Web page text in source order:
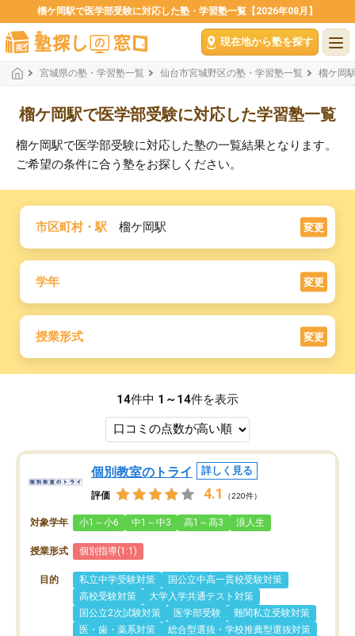
榴ケ岡駅で医学部受験に対応した塾・学習塾一覧【2026年08月】
現在地から塾を探す
宮城県の塾・学習塾一覧 仙台市宮城野区の塾・学習塾一覧 榴ケ岡
榴ケ岡駅で医学部受験に対応した学習塾一覧
榴ケ岡駅で医学部受験に対応した塾の一覧結果となります。
ご希望の条件に合う塾をお探しください。
市区町村・駅 榴ケ岡駅 変更
学年 変更
授業形式 変更
14件中 1～14件を表示
個別教室のトライ 詳しく見る
評価 4.1 （220件）
対象学年 小1～小6 中1～中3 高1～高3 浪人生
授業形式 個別指導(1:1)
目的 私立中学受験対策
国公立中高一貫校受験対策
高校受験対策
大学入学共通テスト対策
国公立2次試験対策
医学部受験
難関私立受験対策
医・歯・薬系対策
総合型選抜・学校推薦型選抜対策